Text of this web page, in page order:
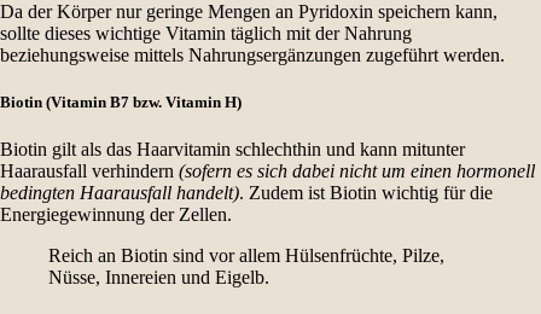
Da der Körper nur geringe Mengen an Pyridoxin speichern kann,
sollte dieses wichtige Vitamin täglich mit der Nahrung
beziehungsweise mittels Nahrungsergänzungen zugeführt werden.
Biotin (Vitamin B7 bzw. Vitamin H)
Biotin gilt als das Haarvitamin schlechthin und kann mitunter
Haarausfall verhindern (sofern es sich dabei nicht um einen hormonell
bedingten Haarausfall handelt). Zudem ist Biotin wichtig für die
Energiegewinnung der Zellen.
Reich an Biotin sind vor allem Hülsenfrüchte, Pilze,
Nüsse, Innereien und Eigelb.